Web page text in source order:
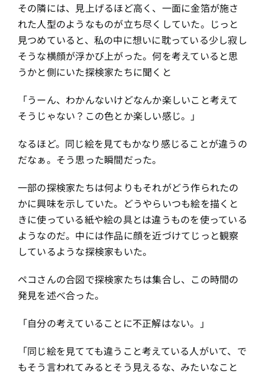
その隣には、見上げるほど高く、一面に金箔が施さ
れた人型のようなものが立ち尽くしていた。じっと
見つめていると、私の中に想いに耽っている少し寂し
そうな横顔が浮かび上がった。何を考えていると思
うかと側にいた探検家たちに聞くと
「うーん、わかんないけどなんか楽しいこと考えて
そうじゃない？この色とか楽しい感じ。」
なるほど。同じ絵を見てもかなり感じることが違うの
だなぁ。そう思った瞬間だった。
一部の探検家たちは何よりもそれがどう作られたの
かに興味を示していた。どうやらいつも絵を描くと
きに使っている紙や絵の具とは違うものを使っている
ようなのだ。中には作品に顔を近づけてじっと観察
しているような探検家もいた。
ペコさんの合図で探検家たちは集合し、この時間の
発見を述べ合った。
「自分の考えていることに不正解はない。」
「同じ絵を見てても違うこと考えている人がいて、で
もそう言われてみるとそう見えるな、みたいなこと